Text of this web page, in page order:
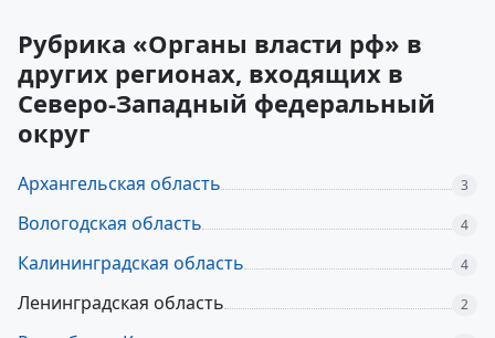
Рубрика «Органы власти рф» в
других регионах, входящих в
Северо-Западный федеральный
округ
Архангельская область 3
Вологодская область 4
Калининградская область 4
Ленинградская область 2